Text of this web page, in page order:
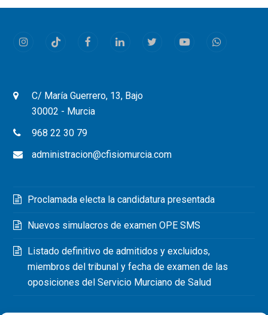
field
be
InstagramTiktok FacebookLinkedInTwitterYoutubeWhatsapp
C/ María Guerrero, 13, Bajo
30002 - Murcia
968 22 30 79
administracion@cfisiomurcia.com
Proclamada electa la candidatura presentada
Nuevos simulacros de examen OPE SMS
Listado definitivo de admitidos y excluidos,
miembros del tribunal y fecha de examen de las
oposiciones del Servicio Murciano de Salud